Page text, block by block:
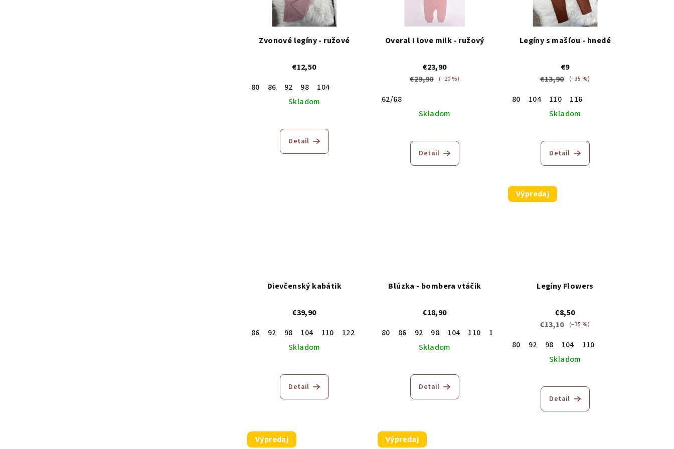
Zvonové legíny - ružové
€12,50
80
86 92 98
104
Skladom
Detail
Overal I love milk - ružový
€23,90
€29,90
(–20 %)
62/68
Skladom
Detail
Legíny s mašľou - hnedé
€9
€13,90
(–35 %)
80 104 110
116
Skladom
Detail
Dievčenský kabátik
€39,90
86
92 98 104 110
122
Skladom
Detail
Blúzka - bombera vtáčik
€18,90
80
86 92 98 104 110 116
Skladom
Detail
Výpredaj
Legíny Flowers
€8,50
€13,10
(–35 %)
80 92 98 104
110
Skladom
Detail
Výpredaj Výpredaj